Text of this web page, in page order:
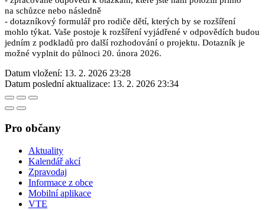
na schůzce nebo následně
- dotazníkový formulář pro rodiče dětí, kterých by se rozšíření
mohlo týkat. Vaše postoje k rozšíření vyjádřené v odpovědích budou
jedním z podkladů pro další rozhodování o projektu. Dotazník je
možné vyplnit do půlnoci 20. února 2026.
Datum vložení: 13. 2. 2026 23:28
Datum poslední aktualizace: 13. 2. 2026 23:34
Pro občany
Aktuality
Kalendář akcí
Zpravodaj
Informace z obce
Mobilní aplikace
VTE